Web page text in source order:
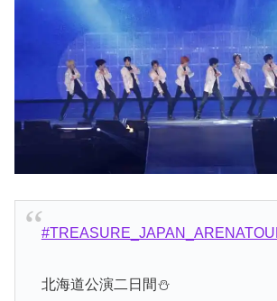
北海道公演二日間⛄️